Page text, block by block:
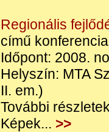
Regionális
című konferencia
Időpont: 2008.
Helyszín: MTA
II. em.)
További
Képek... >>